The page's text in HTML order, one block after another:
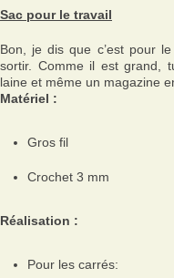
Sac pour le travail
Bon, je dis que c’est pour
sortir. Comme il est grand,
laine et même un magazine
Matériel :
Gros fil
Crochet 3 mm
Réalisation :
Pour les carrés: